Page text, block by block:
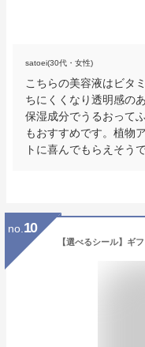
satoei(30代・女性)
こちらの美容液はビタ
ちにくくなり透明感の
保湿成分でうるおって
もおすすめです。植物
トに喜んでもらえそうで
no. 10